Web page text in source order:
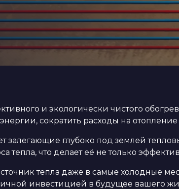
и экологически чистого
сократить расходы на
залегающие глубоко под землей
что делает её не только
тепла даже в самые холодные
инвестицией в будущее вашего